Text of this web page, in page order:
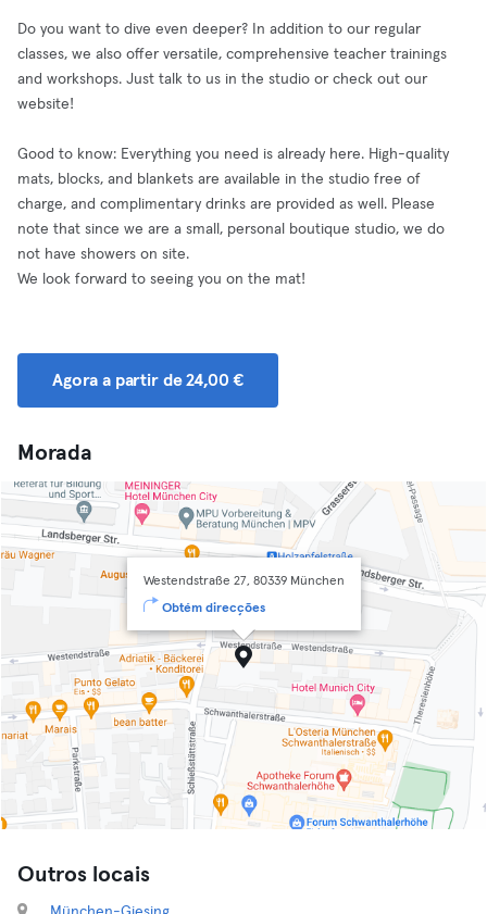
Do you want to dive even deeper? In addition to our regular
classes, we also offer versatile, comprehensive teacher trainings
and workshops. Just talk to us in the studio or check out our
website!
Good to know: Everything you need is already here. High-quality
mats, blocks, and blankets are available in the studio free of
charge, and complimentary drinks are provided as well. Please
note that since we are a small, personal boutique studio, we do
not have showers on site.
We look forward to seeing you on the mat!
Agora a partir de 24,00 €
Morada
Westendstraße 27, 80339 München
Obtém direcções
Outros locais